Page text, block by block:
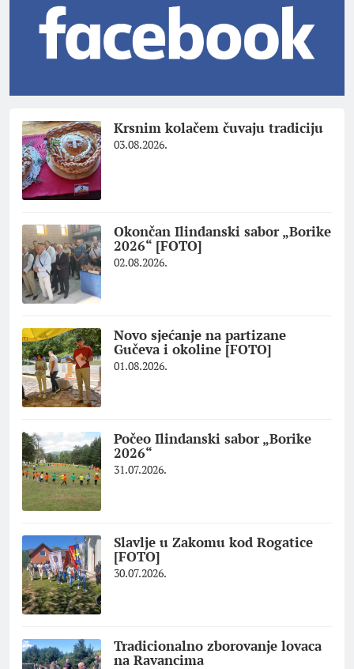
Krsnim kolačem čuvaju tradiciju
03.08.2026.
Okončan Ilindanski sabor „Borike
2026“ [FOTO]
02.08.2026.
Novo sjećanje na partizane
Gučeva i okoline [FOTO]
01.08.2026.
Počeo Ilindanski sabor „Borike
2026“
31.07.2026.
Slavlje u Zakomu kod Rogatice
[FOTO]
30.07.2026.
Tradicionalno zborovanje lovaca
na Ravancima